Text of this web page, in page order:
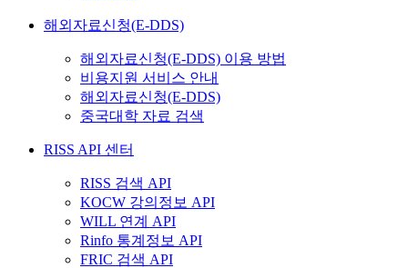
해외자료신청(E-DDS)
해외자료신청(E-DDS) 이용 방법
비용지원 서비스 안내
해외자료신청(E-DDS)
중국대학 자료 검색
RISS API 센터
RISS 검색 API
KOCW 강의정보 API
WILL 연계 API
Rinfo 통계정보 API
FRIC 검색 API